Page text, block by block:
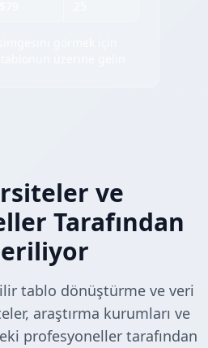
ve
Tarafından
tablo dönüştürme ve veri
araştırma kurumları ve
profesyoneller tarafından